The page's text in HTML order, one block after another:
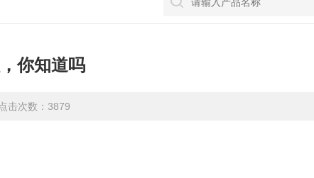
你知道吗
次数：3879